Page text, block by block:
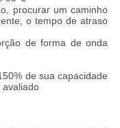
procurar um caminho
o tempo de atraso
de forma de onda
de sua capacidade
avaliado